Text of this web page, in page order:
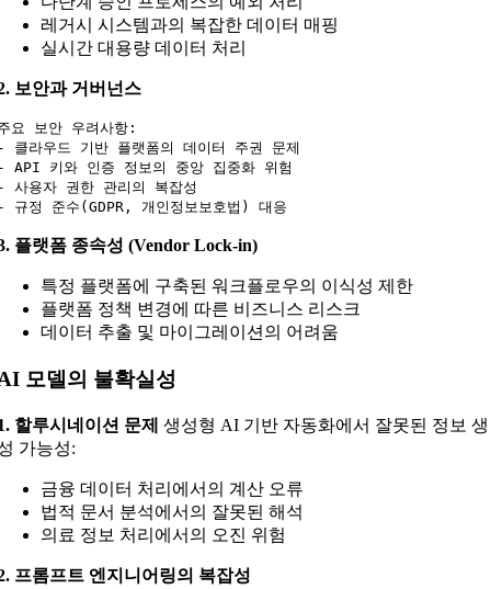
레거시 시스템과의 복잡한 데이터 매핑
실시간 대용량 데이터 처리
보안과 거버넌스
요 보안 우려사항:
클라우드 기반 플랫폼의 데이터 주권 문제
API 키와 인증 정보의 중앙 집중화 위험
사용자 권한 관리의 복잡성
플랫폼 종속성 (Vendor Lock-in)
특정 플랫폼에 구축된 워크플로우의 이식성 제한
플랫폼 정책 변경에 따른 비즈니스 리스크
데이터 추출 및 마이그레이션의 어려움
모델의 불확실성
할루시네이션 문제 생성형 AI 기반 자동화에서 잘못된 정보 생
가능성:
금융 데이터 처리에서의 계산 오류
법적 문서 분석에서의 잘못된 해석
의료 정보 처리에서의 오진 위험
프롬프트 엔지니어링의 복잡성